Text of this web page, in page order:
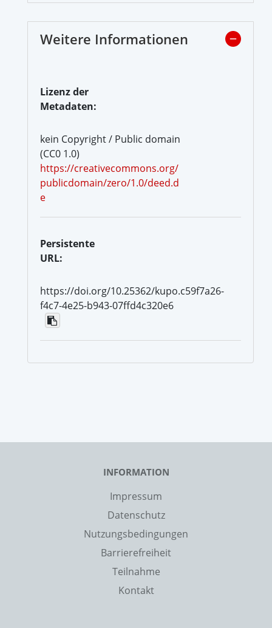
Weitere Informationen
Lizenz der
Metadaten:
kein Copyright / Public domain
(CC0 1.0)
https://creativecommons.org/
publicdomain/zero/1.0/deed.d
e
Persistente
URL:
https://doi.org/10.25362/kupo.c59f7a26-
f4c7-4e25-b943-07ffd4c320e6
INFORMATION
Impressum
Datenschutz
Nutzungsbedingungen
Barrierefreiheit
Teilnahme
Kontakt